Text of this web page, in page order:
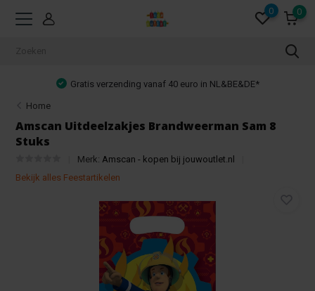
0 0
Gratis verzending vanaf 40 euro in NL&BE&DE*
Home
Amscan Uitdeelzakjes Brandweerman Sam 8
Stuks
Merk: Amscan - kopen bij jouwoutlet.nl
Bekijk alles Feestartikelen